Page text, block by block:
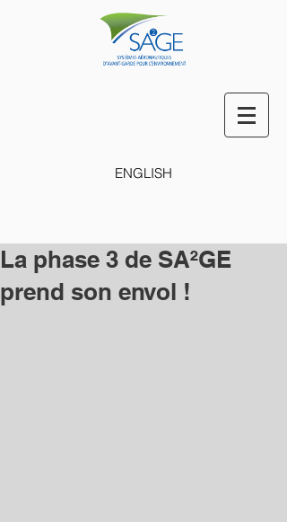
ENGLISH
La phase 3 de SA²GE
prend son envol !